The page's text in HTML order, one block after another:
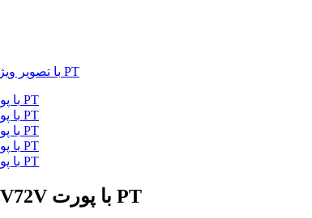
پک های برق هیدرولیک DC 24V48V60V72V با پورت PT